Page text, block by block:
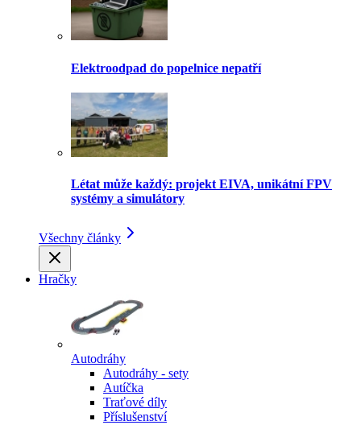
Elektroodpad do popelnice nepatří
Létat může každý: projekt EIVA, unikátní FPV
systémy a simulátory
Všechny články
Hračky
Autodráhy
Autodráhy - sety
Autíčka
Traťové díly
Příslušenství